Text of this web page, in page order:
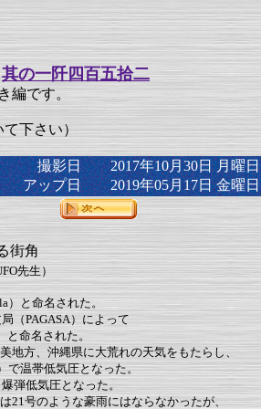
其の一阡四百五拾二
です。
下さい）
撮影日 2017年10月30日 月曜日
アップ日 2019年05月17日 金曜日
街角
先生）
）と命名された。
（PAGASA）によって
と命名された。
地方、沖縄県に大荒れの天気をもたらし、
で温帯低気圧となった。
弾低気圧となった。
21号のような豪雨にはならなかったが、